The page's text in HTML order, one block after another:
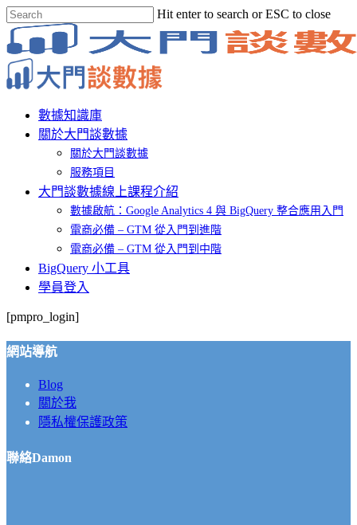
Skip
to
main
content
Hit enter to search or ESC to close
Close
Search
Menu
數據知識庫
關於大門談數據
關於大門談數據
服務項目
大門談數據線上課程介紹
數據啟航：Google Analytics 4 與 BigQuery 整合應用入門
電商必備 – GTM 從入門到進階
電商必備 – GTM 從入門到中階
BigQuery 小工具
學員登入
[pmpro_login]
網站導航
Blog
關於我
隱私權保護政策
聯絡Damon